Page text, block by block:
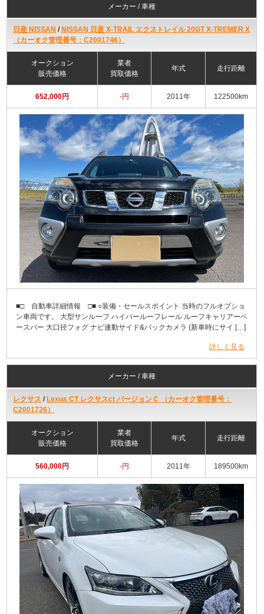
メーカー / 車種
日産 NISSAN / NISSAN 日産 X-TRAIL エクストレイル 20GT X-TREMER X
（カーオク管理番号：C2001746）
オークション
販売価格
業者
買取価格
年式 走行距離
652,000円 -円 2011年 122500km
■□ 自動車詳細情報 □■ ○装備・セールスポイント 当時のフルオプショ
ン車両です。 大型サンルーフ ハイパールーフレール ルーフキャリアーベ
ースバー 大口径フォグ ナビ連動サイド&バックカメラ (新車時にサイ […]
詳しく見る
メーカー / 車種
レクサス / Lexus CT レクサスct バージョンＣ （カーオク管理番号：
C2001726）
オークション
販売価格
業者
買取価格
年式 走行距離
560,000円 -円 2011年 189500km